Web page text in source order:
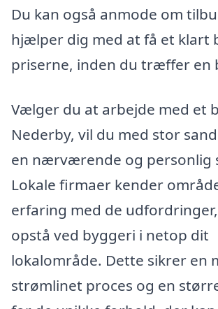
Du kan også anmode om
hjælper dig med at få et klart
priserne, inden du træffer en
Vælger du at arbejde med et
Nederby, vil du med stor
en nærværende og personlig
Lokale firmaer kender
erfaring med de
opstå ved byggeri i netop dit
lokalområde. Dette sikrer en
strømlinet proces og en